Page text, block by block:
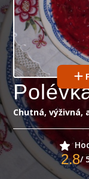
Chutná, výživná,
2.8/